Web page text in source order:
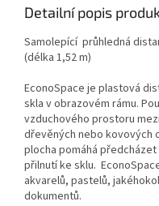
Detailní popis
Samolepící průhledná
(délka 1,52 m)
EconoSpace je plastová
skla v obrazovém rámu.
vzduchového prostoru
dřevěných nebo kovových
plocha pomáhá
přilnutí ke sklu.
akvarelů, pastelů,
dokumentů.